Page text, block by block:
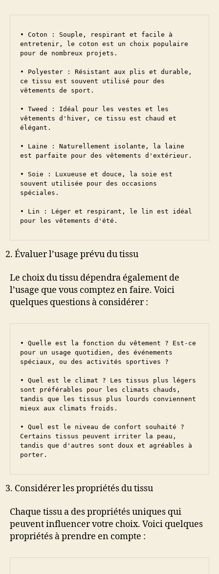
• Coton : Souple, respirant et facile à
entretenir, le coton est un choix populaire
pour de nombreux projets.
• Polyester : Résistant aux plis et durable,
ce tissu est souvent utilisé pour des
vêtements de sport.
• Tweed : Idéal pour les vestes et les
vêtements d'hiver, ce tissu est chaud et
élégant.
• Laine : Naturellement isolante, la laine
est parfaite pour des vêtements d'extérieur.
• Soie : Luxueuse et douce, la soie est
souvent utilisée pour des occasions
spéciales.
• Lin : Léger et respirant, le lin est idéal
pour les vêtements d'été.
Évaluer l’usage prévu du tissu
Le choix du tissu dépendra également de
l’usage que vous comptez en faire. Voici
quelques questions à considérer :
• Quelle est la fonction du vêtement ? Est-ce
pour un usage quotidien, des événements
spéciaux, ou des activités sportives ?
• Quel est le climat ? Les tissus plus légers
sont préférables pour les climats chauds,
tandis que les tissus plus lourds conviennent
mieux aux climats froids.
• Quel est le niveau de confort souhaité ?
Certains tissus peuvent irriter la peau,
tandis que d'autres sont doux et agréables à
porter.
Considérer les propriétés du tissu
Chaque tissu a des propriétés uniques qui
peuvent influencer votre choix. Voici quelques
propriétés à prendre en compte :